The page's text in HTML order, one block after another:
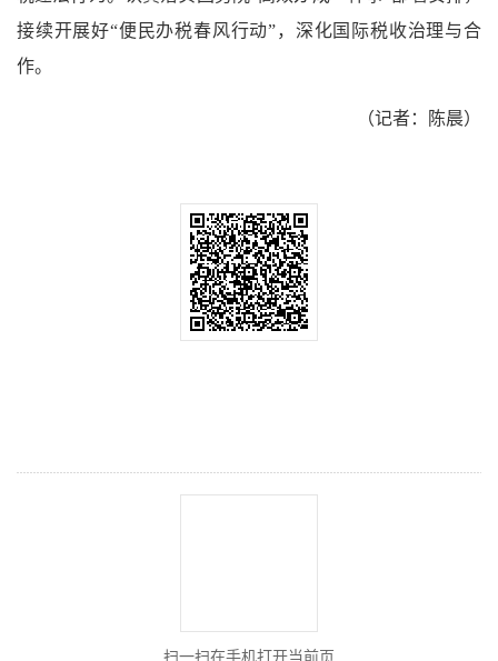
接续开展好“便民办税春风行动”，深化国际税收治理与合
作。
（记者：陈晨）
扫一扫在手机打开当前页